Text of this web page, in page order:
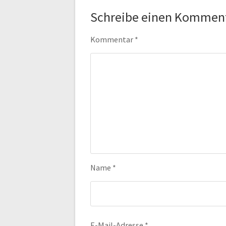
Schreibe einen
Kommentar *
Name *